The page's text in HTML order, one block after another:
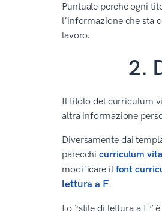
Puntuale perché ogni
l’informazione che sta
lavoro.
2.
Il titolo del curriculum
altra informazione
Diversamente dai
parecchicurriculum
modificare il font
lettura a F.
Lo “stile di lettura a F”